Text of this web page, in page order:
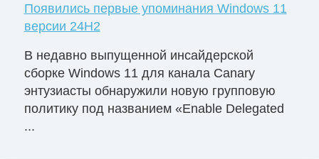
Появились первые упоминания Windows 11
версии 24H2
В недавно выпущенной инсайдерской
сборке Windows 11 для канала Canary
энтузиасты обнаружили новую групповую
политику под названием «Enable Delegated
...